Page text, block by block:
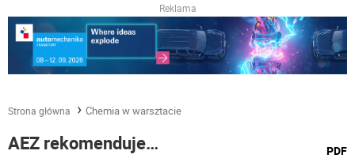
Reklama
Strona główna Chemia w warsztacie
AEZ rekomenduje… PDF